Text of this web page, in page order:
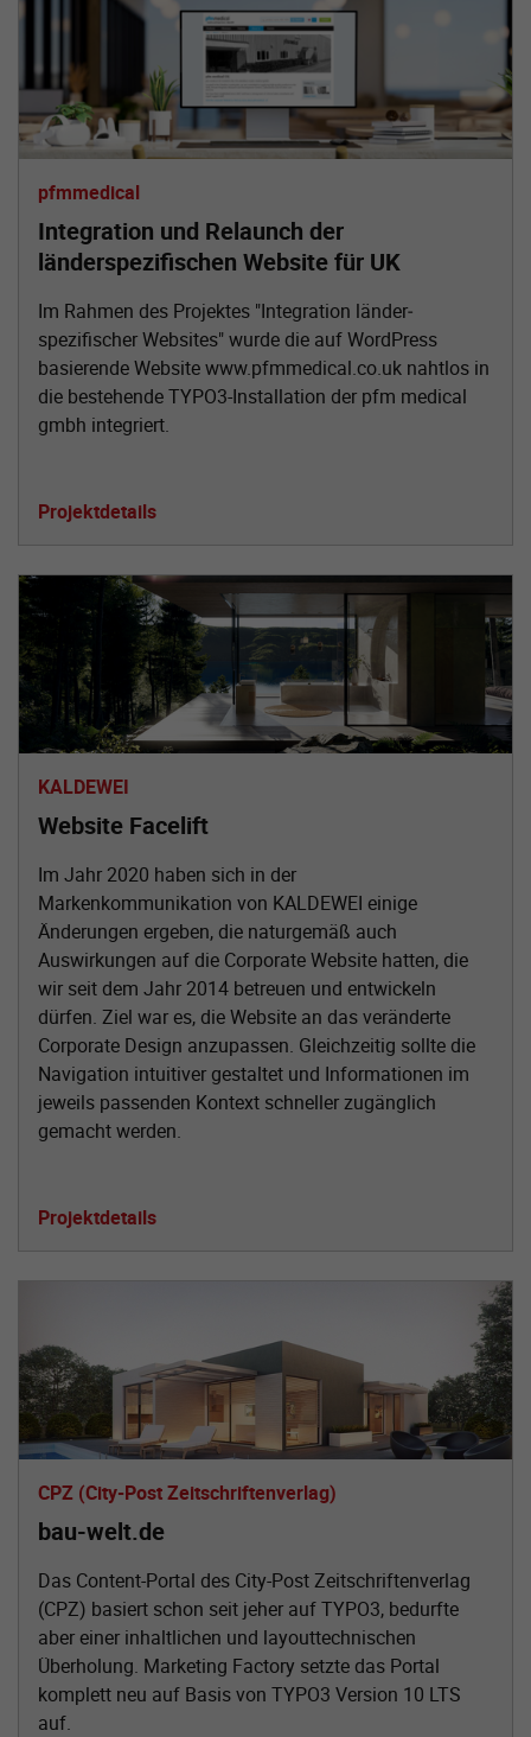
pfmmedical
Integration und Relaunch der
länderspezifischen Website für UK
Im Rahmen des Projektes "Integration länder­
spezifischer Websites" wurde die auf WordPress
basierende Website www.pfmmedical.co.uk nahtlos in
die bestehende TYPO3-Installation der pfm medical
gmbh integriert.
Projektdetails
KALDEWEI
Website Facelift
Im Jahr 2020 haben sich in der
Markenkommunikation von KALDEWEI einige
Änderungen ergeben, die naturgemäß auch
Auswirkungen auf die Corporate Website hatten, die
wir seit dem Jahr 2014 betreuen und entwickeln
dürfen. Ziel war es, die Website an das veränderte
Corporate Design anzupassen. Gleichzeitig sollte die
Navigation intuitiver gestaltet und Informationen im
jeweils passenden Kontext schneller zugänglich
gemacht werden.
Projektdetails
CPZ (City-Post Zeitschriftenverlag)
bau-welt.de
Das Content-Portal des City-Post Zeitschriftenverlag
(CPZ) basiert schon seit jeher auf TYPO3, bedurfte
aber einer inhaltlichen und layouttechnischen
Überholung. Marketing Factory setzte das Portal
komplett neu auf Basis von TYPO3 Version 10 LTS
auf.